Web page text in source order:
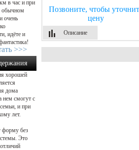
в час и при
обычном
очень
идёте и
>>>
хорошей
дома
нем смогут с
и при
лет.
форму без
Это
Позвоните, чтобы
цену
Описание